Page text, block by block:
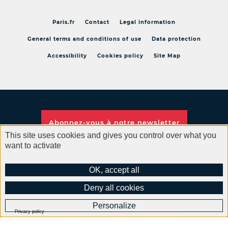
This site uses cookies and gives you control over what you
want to activate
OK, accept all
Deny all cookies
Personalize
Privacy policy
Paris.fr Contact Legal information
General terms and conditions of use Data protection
Accessibility Cookies policy Site Map
Abonnez-vous à notre newsletter
Get weekly news from your city on social''s network